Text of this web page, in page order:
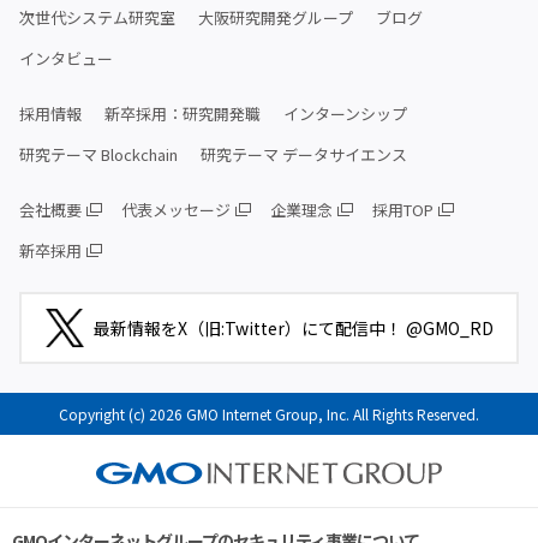
次世代システム研究室
大阪研究開発グループ
ブログ
インタビュー
採用情報 新卒採用：研究開発職
インターンシップ
研究テーマ Blockchain
研究テーマ データサイエンス
会社概要 代表メッセージ 企業理念
採用TOP
新卒採用
最新情報をX（旧:Twitter）にて配信中！ @GMO_RD
Copyright (c) 2026 GMO Internet Group, Inc. All Rights Reserved.